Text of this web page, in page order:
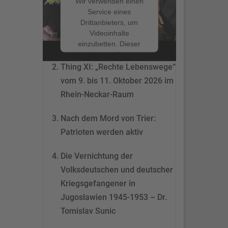
Service eines
Drittanbieters, um
Videoinhalte
einzubetten. Dieser
Service kann Daten zu
Ihren Aktivitäten
sammeln. Bitte lesen
Sie die Details durch
und stimmen Sie der
zu, um dieses Video
anzusehen.
Mehr
Informationen
Akzeptieren
powered by
Usercentrics Consent
Nach dem Mord von Trier:
Patrioten werden aktiv
Thing XI: „Rechte Lebenswege“
vom 9. bis 11. Oktober 2026 im
Rhein-Neckar-Raum
Nach dem Mord von Trier:
Patrioten werden aktiv
Die Vernichtung der
Volksdeutschen und deutscher
Kriegsgefangener in
Jugoslawien 1945-1953 – Dr.
Tomislav Sunic